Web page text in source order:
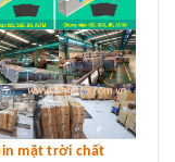
mặt trời chất